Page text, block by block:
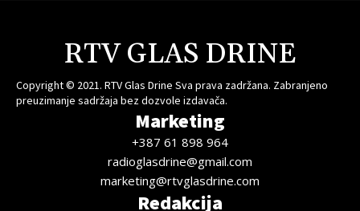
RTV GLAS DRINE
Copyright © 2021. RTV Glas Drine Sva prava zadržana. Zabranjeno
preuzimanje sadržaja bez dozvole izdavača.
Marketing
+387 61 898 964
radioglasdrine@gmail.com
marketing@rtvglasdrine.com
Redakcija